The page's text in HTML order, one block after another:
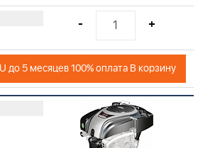
- +
до 5 месяцев 100% оплата В корзину